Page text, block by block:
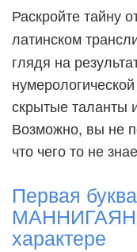
Раскройте тайну
латинском
глядя на
скрытые таланты
Возможно, вы не
что чего то не
Первая
характере